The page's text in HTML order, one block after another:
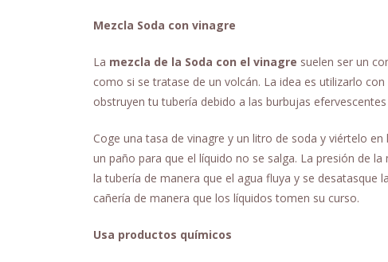
Mezcla Soda con vinagre
La mezcla de la Soda con el vinagre suelen ser un
como si se tratase de un volcán. La idea es utilizarlo
obstruyen tu tubería debido a las burbujas
Coge una tasa de vinagre y un litro de soda y viértelo
un paño para que el líquido no se salga. La presión de
la tubería de manera que el agua fluya y se desatasque
cañería de manera que los líquidos tomen su curso.
Usa productos químicos